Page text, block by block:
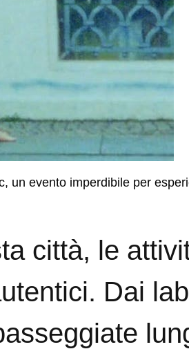
un evento imperdibile per
città, le
Dai